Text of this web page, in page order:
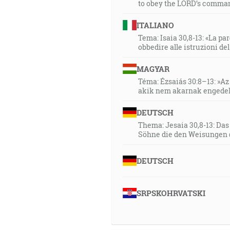
33:11
A zase riekol Hospodin
bezúhonného muža,
rúk si požehnal, a jeho
nebude zlorečiť do tvári! [Jb
34:06
Ale ja viem, že môj vykupiteľ
… ktorý tam, kde nebolo
[Rm 4:18]
37:31
to obey the LORD’s
ITALIANO
Tema: Isaia 30,8-13: «La
obbedire alle istruzioni del
MAGYAR
Téma: Ézsaiás 30:8–13:
akik nem akarnak
DEUTSCH
Thema: Jesaia 30,8-13:
Söhne die den
DEUTSCH
SRPSKOHRVATSKI